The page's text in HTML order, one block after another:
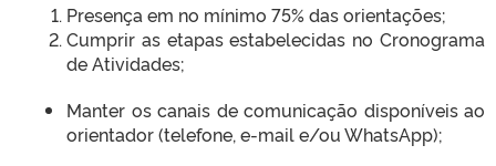
Presença em no mínimo 75% das orientações;
Cumprir as etapas estabelecidas no Cronograma
de Atividades;
Manter os canais de comunicação disponíveis ao
orientador (telefone, e-mail e/ou WhatsApp);